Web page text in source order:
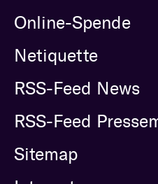
Online-Spende
Netiquette
RSS-Feed News
RSS-Feed
Sitemap